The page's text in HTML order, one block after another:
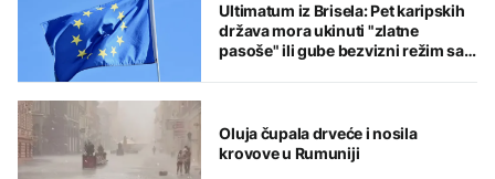
Ultimatum iz Brisela: Pet karipskih
država mora ukinuti "zlatne
pasoše" ili gube bezvizni režim sa
Oluja čupala drveće i nosila
krovove u Rumuniji